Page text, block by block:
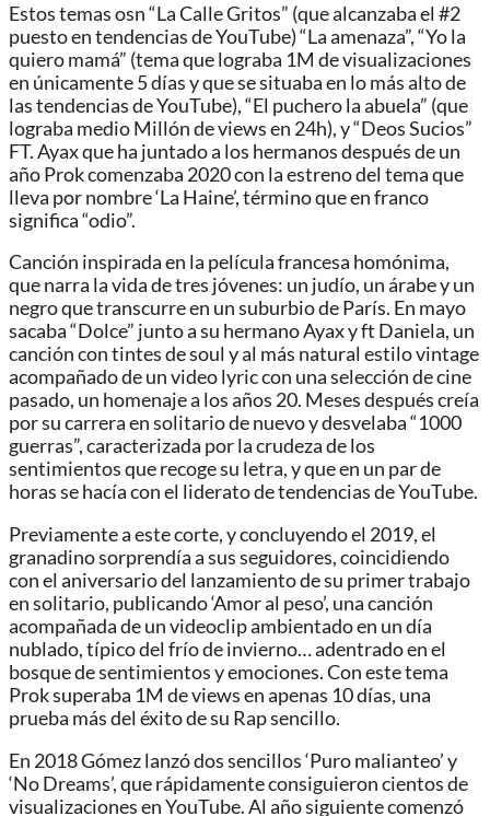
Estos temas osn “La Calle Gritos” (que alcanzaba el #2
puesto en tendencias de YouTube) “La amenaza”, “Yo la
quiero mamá” (tema que lograba 1M de visualizaciones
en únicamente 5 días y que se situaba en lo más alto de
las tendencias de YouTube), “El puchero la abuela” (que
lograba medio Millón de views en 24h), y “Deos Sucios”
FT. Ayax que ha juntado a los hermanos después de un
año Prok comenzaba 2020 con la estreno del tema que
lleva por nombre ‘La Haine’, término que en franco
significa “odio”.
Canción inspirada en la película francesa homónima,
que narra la vida de tres jóvenes: un judío, un árabe y un
negro que transcurre en un suburbio de París. En mayo
sacaba “Dolce” junto a su hermano Ayax y ft Daniela, un
canción con tintes de soul y al más natural estilo vintage
acompañado de un video lyric con una selección de cine
pasado, un homenaje a los años 20. Meses después creía
por su carrera en solitario de nuevo y desvelaba “1000
guerras”, caracterizada por la crudeza de los
sentimientos que recoge su letra, y que en un par de
horas se hacía con el liderato de tendencias de YouTube.
Previamente a este corte, y concluyendo el 2019, el
granadino sorprendía a sus seguidores, coincidiendo
con el aniversario del lanzamiento de su primer trabajo
en solitario, publicando ‘Amor al peso’, una canción
acompañada de un videoclip ambientado en un día
nublado, típico del frío de invierno… adentrado en el
bosque de sentimientos y emociones. Con este tema
Prok superaba 1M de views en apenas 10 días, una
prueba más del éxito de su Rap sencillo.
En 2018 Gómez lanzó dos sencillos ‘Puro malianteo’ y
‘No Dreams’, que rápidamente consiguieron cientos de
visualizaciones en YouTube. Al año siguiente comenzó